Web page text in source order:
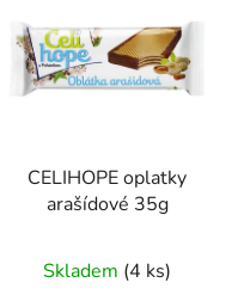
CELIHOPE oplatky
arašídové 35g
hodnocení
Skladem (4 ks)